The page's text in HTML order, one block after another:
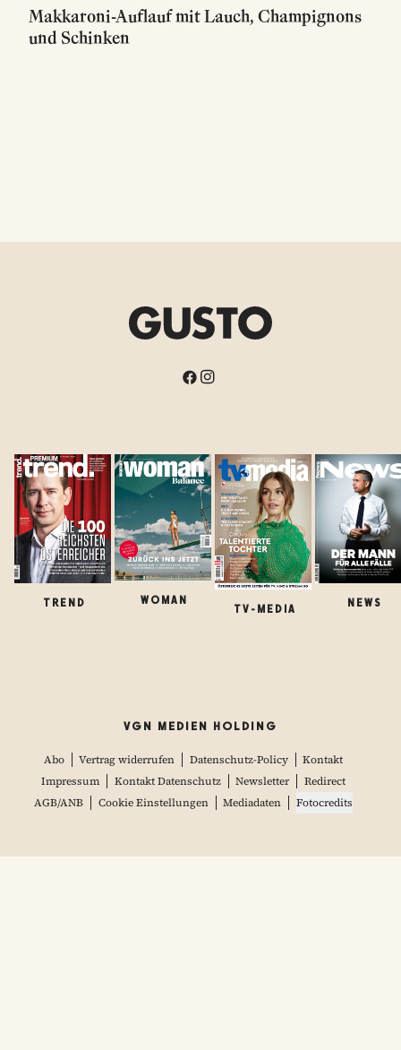
Makkaroni-Auflauf mit Lauch, Champignons
und Schinken
TREND WOMAN
TV-MEDIA
NEWS
VGN MEDIEN HOLDING
Abo Vertrag widerrufen Datenschutz-Policy
Kontakt
Impressum
Kontakt Datenschutz Newsletter
Redirect
AGB/ANB
Cookie Einstellungen Mediadaten Fotocredits